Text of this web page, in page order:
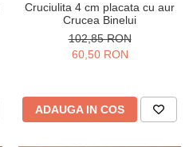
Cruciulita 4 cm placata cu aur
Crucea Binelui
102,85 RON
60,50 RON
ADAUGA IN COS